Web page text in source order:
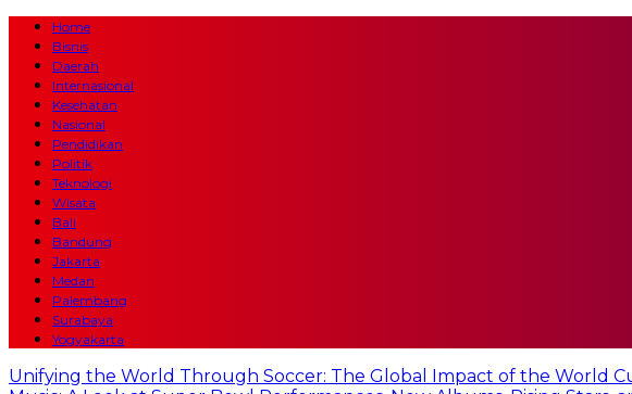
Home
Bisnis
Daerah
Internasional
Kesehatan
Nasional
Pendidikan
Politik
Teknologi
Wisata
Bali
Bandung
Jakarta
Medan
Palembang
Surabaya
Yogyakarta
Unifying the World Through Soccer: The Global Impact of the World